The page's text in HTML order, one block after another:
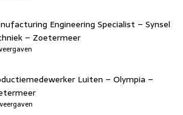
Engineering Specialist – Synsel
– Zoetermeer
Luiten – Olympia –